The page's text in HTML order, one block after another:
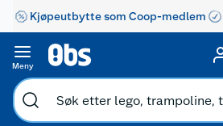
Kjøpeutbytte som Coop-medlem
Meny